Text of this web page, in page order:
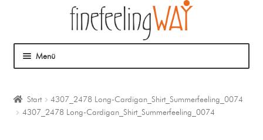
Menü
Mein Angebot
Start
4307_2478 Long-Cardigan_Shirt_Summerfeeling_0074
4307_2478 Long-Cardigan_Shirt_Summerfeeling_0074